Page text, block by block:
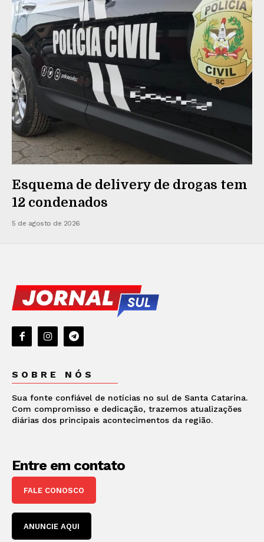
Esquema de delivery de drogas tem
12 condenados
5 de agosto de 2026
SOBRE NÓS
Sua fonte confiável de notícias no sul de Santa Catarina.
Com compromisso e dedicação, trazemos atualizações
diárias dos principais acontecimentos da região.
Entre em contato
FALE CONOSCO
ANUNCIE AQUI